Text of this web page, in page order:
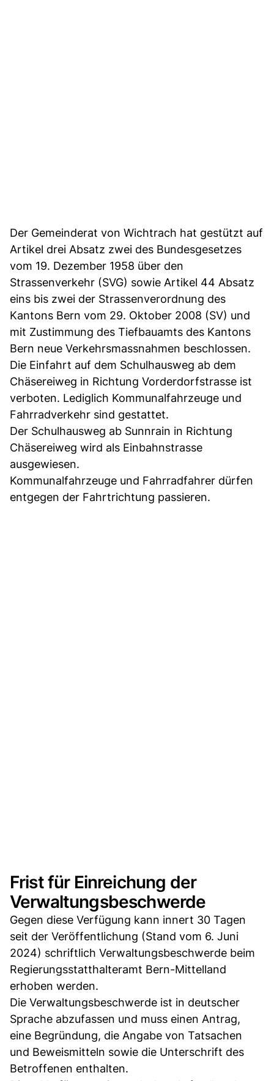
Der Gemeinderat von Wichtrach hat gestützt auf
Artikel drei Absatz zwei des Bundesgesetzes
vom 19. Dezember 1958 über den
Strassenverkehr (SVG) sowie Artikel 44 Absatz
eins bis zwei der Strassenverordnung des
Kantons Bern vom 29. Oktober 2008 (SV) und
mit Zustimmung des Tiefbauamts des Kantons
Bern neue Verkehrsmassnahmen beschlossen.
Die Einfahrt auf dem Schulhausweg ab dem
Chäsereiweg in Richtung Vorderdorfstrasse ist
verboten. Lediglich Kommunalfahrzeuge und
Fahrradverkehr sind gestattet.
Der Schulhausweg ab Sunnrain in Richtung
Chäsereiweg wird als Einbahnstrasse
ausgewiesen.
Kommunalfahrzeuge und Fahrradfahrer dürfen
entgegen der Fahrtrichtung passieren.
Frist für Einreichung der
Verwaltungsbeschwerde
Gegen diese Verfügung kann innert 30 Tagen
seit der Veröffentlichung (Stand vom 6. Juni
2024) schriftlich Verwaltungsbeschwerde beim
Regierungsstatthalteramt Bern-Mittelland
erhoben werden.
Die Verwaltungsbeschwerde ist in deutscher
Sprache abzufassen und muss einen Antrag,
eine Begründung, die Angabe von Tatsachen
und Beweismitteln sowie die Unterschrift des
Betroffenen enthalten.